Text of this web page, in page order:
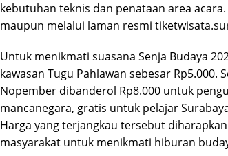
kebutuhan teknis dan penataan area
maupun melalui laman resmi
Untuk menikmati suasana Senja Budaya
kawasan Tugu Pahlawan sebesar
Nopember dibanderol Rp8.000 untuk
mancanegara, gratis untuk pelajar
Harga yang terjangkau tersebut
masyarakat untuk menikmati hiburan